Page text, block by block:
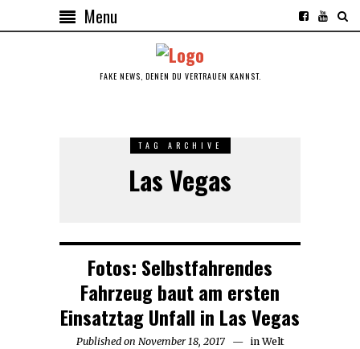
Menu
FAKE NEWS, DENEN DU VERTRAUEN KANNST.
TAG ARCHIVE
Las Vegas
Fotos: Selbstfahrendes
Fahrzeug baut am ersten
Einsatztag Unfall in Las Vegas
Published on November 18, 2017 in Welt